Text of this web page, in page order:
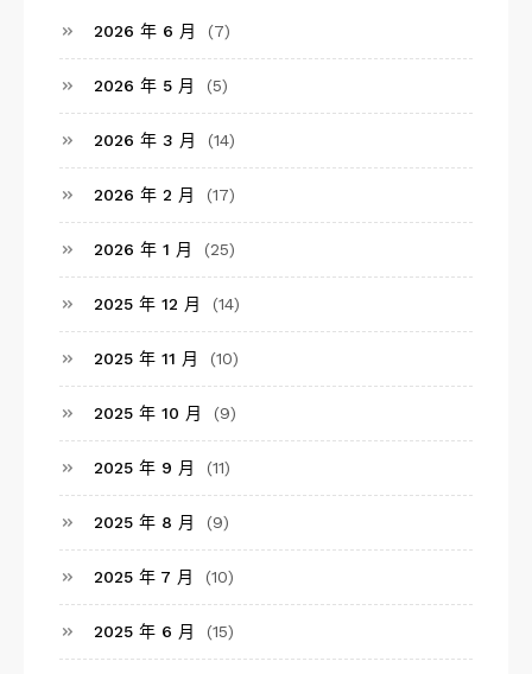
2026 年 6 月 (7)
2026 年 5 月 (5)
2026 年 3 月 (14)
2026 年 2 月 (17)
2026 年 1 月 (25)
2025 年 12 月 (14)
2025 年 11 月 (10)
2025 年 10 月 (9)
2025 年 9 月 (11)
2025 年 8 月 (9)
2025 年 7 月 (10)
2025 年 6 月 (15)